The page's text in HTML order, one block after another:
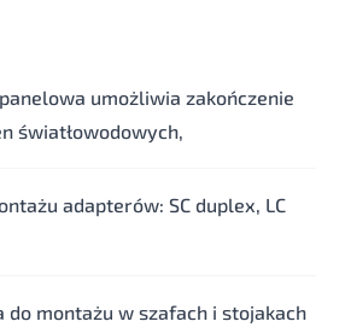
umożliwia zakończenie
światłowodowych,
adapterów: SC duplex, LC
do montażu w szafach i stojakach